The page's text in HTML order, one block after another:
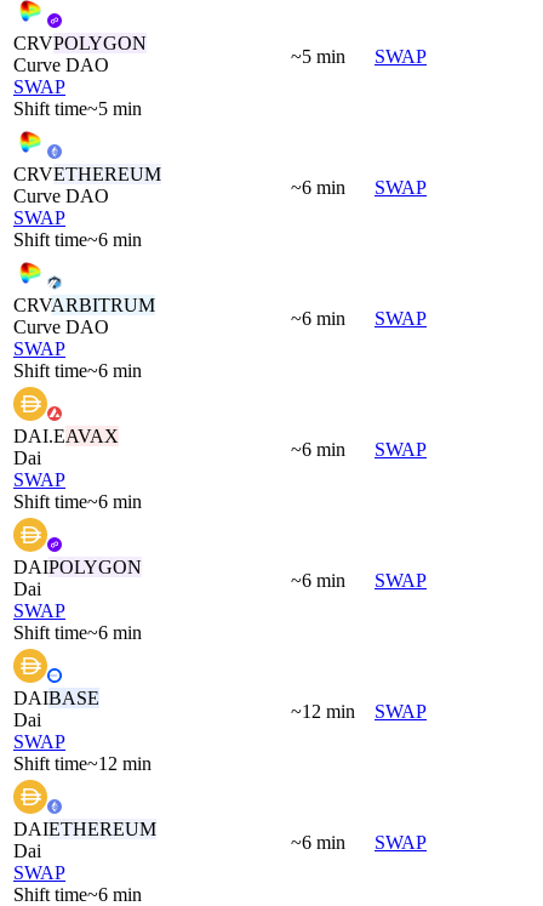
CRVPOLYGON
Curve DAO
SWAP
Shift time~5 min
~5 min SWAP
CRVETHEREUM
Curve DAO
SWAP
Shift time~6 min
~6 min SWAP
CRVARBITRUM
Curve DAO
SWAP
Shift time~6 min
~6 min SWAP
DAI.EAVAX
Dai
SWAP
Shift time~6 min
~6 min SWAP
DAIPOLYGON
Dai
SWAP
Shift time~6 min
~6 min SWAP
DAIBASE
Dai
SWAP
Shift time~12 min
~12 min SWAP
DAIETHEREUM
Dai
SWAP
Shift time~6 min
~6 min SWAP